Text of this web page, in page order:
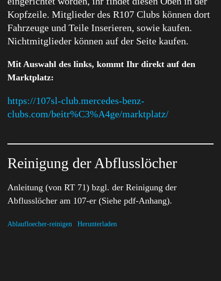
Kopfzeile. Mitglieder des R107 Clubs können dort
Fahrzeuge und Teile Inserieren, sowie kaufen.
Nichtmitglieder können auf der Seite kaufen.
Mit Auswahl des links, kommt Ihr direkt auf den
Marktplatz:
https://107sl-club.mercedes-benz-
clubs.com/beitr%C3%A4ge/marktplatz/
Reinigung der Abflusslöcher
Anleitung (von RT 71) bzgl. der Reinigung der
Abflusslöcher am 107-er (Siehe pdf-Anhang).
Ablaufloecher-reinigen Herunterladen